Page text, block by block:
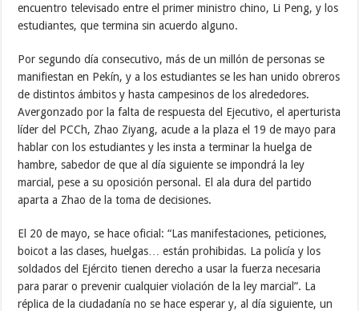
encuentro televisado entre el primer ministro chino, Li Peng, y los
estudiantes, que termina sin acuerdo alguno.
Por segundo día consecutivo, más de un millón de personas se
manifiestan en Pekín, y a los estudiantes se les han unido obreros
de distintos ámbitos y hasta campesinos de los alrededores.
Avergonzado por la falta de respuesta del Ejecutivo, el aperturista
líder del PCCh, Zhao Ziyang, acude a la plaza el 19 de mayo para
hablar con los estudiantes y les insta a terminar la huelga de
hambre, sabedor de que al día siguiente se impondrá la ley
marcial, pese a su oposición personal. El ala dura del partido
aparta a Zhao de la toma de decisiones.
El 20 de mayo, se hace oficial: “Las manifestaciones, peticiones,
boicot a las clases, huelgas… están prohibidas. La policía y los
soldados del Ejército tienen derecho a usar la fuerza necesaria
para parar o prevenir cualquier violación de la ley marcial”. La
réplica de la ciudadanía no se hace esperar y, al día siguiente, un